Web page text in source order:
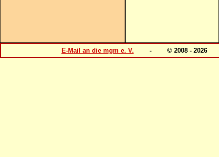
E-Mail an die mgm e. V. - © 2008 -